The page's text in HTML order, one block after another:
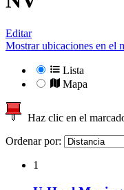
Editar
Mostrar ubicaciones en el
Lista
Mapa
Haz clic en el
Ordenar por:
1